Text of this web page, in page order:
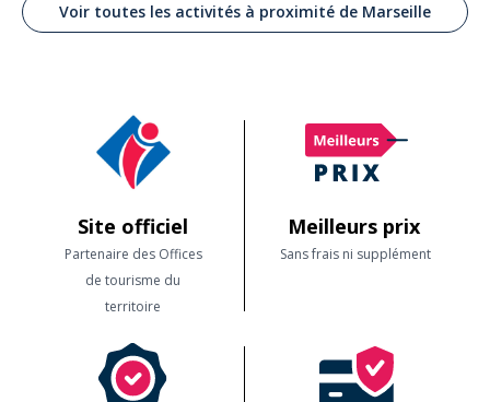
Voir toutes les activités à proximité de Marseille
Site officiel
Partenaire des Offices
de tourisme du
territoire
Meilleurs prix
Sans frais ni supplément